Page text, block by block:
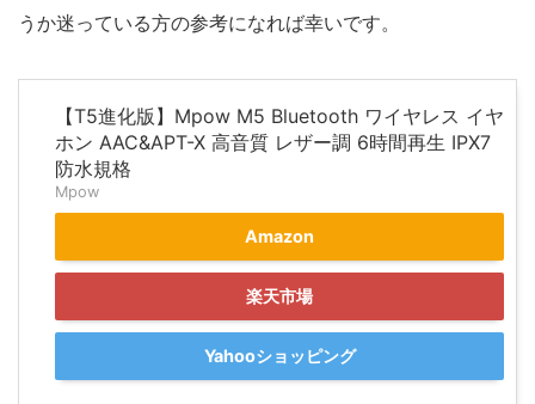
うか迷っている方の参考になれば幸いです。
【T5進化版】Mpow M5 Bluetooth ワイヤレス イヤ
ホン AAC&APT-X 高音質 レザー調 6時間再生 IPX7
防水規格
Mpow
Amazon
楽天市場
Yahooショッピング